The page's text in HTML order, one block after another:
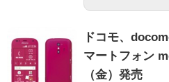
ドコモ、
マートフォン
（金）発売